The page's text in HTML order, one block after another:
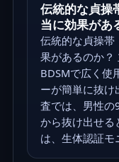
伝統的な貞操
当に効果があ
伝統的な貞操帯
果があるのか？
BDSMで広く使
ーが簡単に抜け
査では、男性の
から抜け出せる
は、生体認証モ